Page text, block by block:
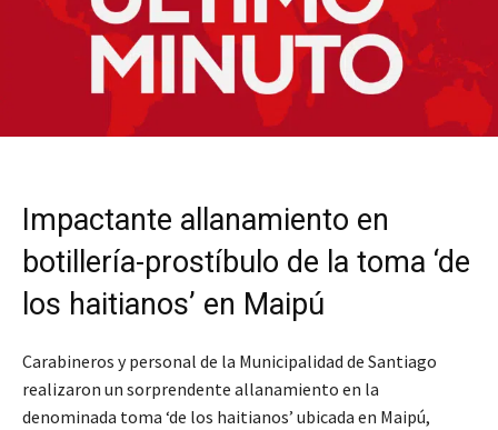
Impactante allanamiento en
botillería-prostíbulo de la toma ‘de
los haitianos’ en Maipú
Carabineros y personal de la Municipalidad de Santiago
realizaron un sorprendente allanamiento en la
denominada toma ‘de los haitianos’ ubicada en Maipú,